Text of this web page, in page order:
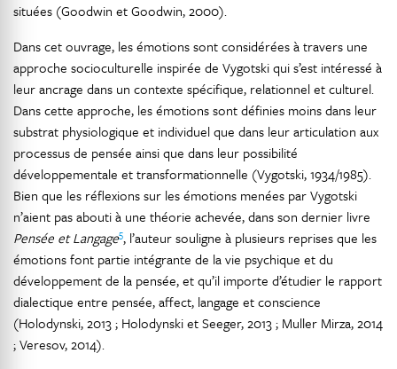
situées (Goodwin et Goodwin, 2000).
Dans cet ouvrage, les émotions sont considérées à travers une
approche socioculturelle inspirée de Vygotski qui s’est intéressé à
leur ancrage dans un contexte spécifique, relationnel et culturel.
Dans cette approche, les émotions sont définies moins dans leur
substrat physiologique et individuel que dans leur articulation aux
processus de pensée ainsi que dans leur possibilité
développementale et transformationnelle (Vygotski, 1934/1985).
Bien que les réflexions sur les émotions menées par Vygotski
n’aient pas abouti à une théorie achevée, dans son dernier livre
Pensée et Langage5, l’auteur souligne à plusieurs reprises que les
émotions font partie intégrante de la vie psychique et du
développement de la pensée, et qu’il importe d’étudier le rapport
dialectique entre pensée, affect, langage et conscience
(Holodynski, 2013 ; Holodynski et Seeger, 2013 ; Muller Mirza, 2014
; Veresov, 2014).